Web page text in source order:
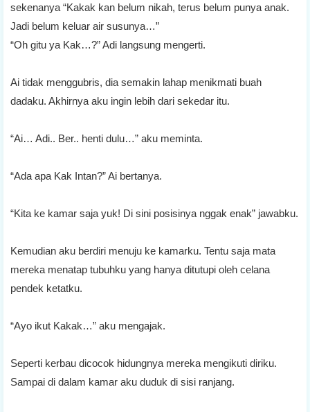
sekenanya “Kakak kan belum nikah, terus belum punya anak.
Jadi belum keluar air susunya…”
“Oh gitu ya Kak…?” Adi langsung mengerti.
Ai tidak menggubris, dia semakin lahap menikmati buah
dadaku. Akhirnya aku ingin lebih dari sekedar itu.
“Ai… Adi.. Ber.. henti dulu…” aku meminta.
“Ada apa Kak Intan?” Ai bertanya.
“Kita ke kamar saja yuk! Di sini posisinya nggak enak” jawabku.
Kemudian aku berdiri menuju ke kamarku. Tentu saja mata
mereka menatap tubuhku yang hanya ditutupi oleh celana
pendek ketatku.
“Ayo ikut Kakak…” aku mengajak.
Seperti kerbau dicocok hidungnya mereka mengikuti diriku.
Sampai di dalam kamar aku duduk di sisi ranjang.